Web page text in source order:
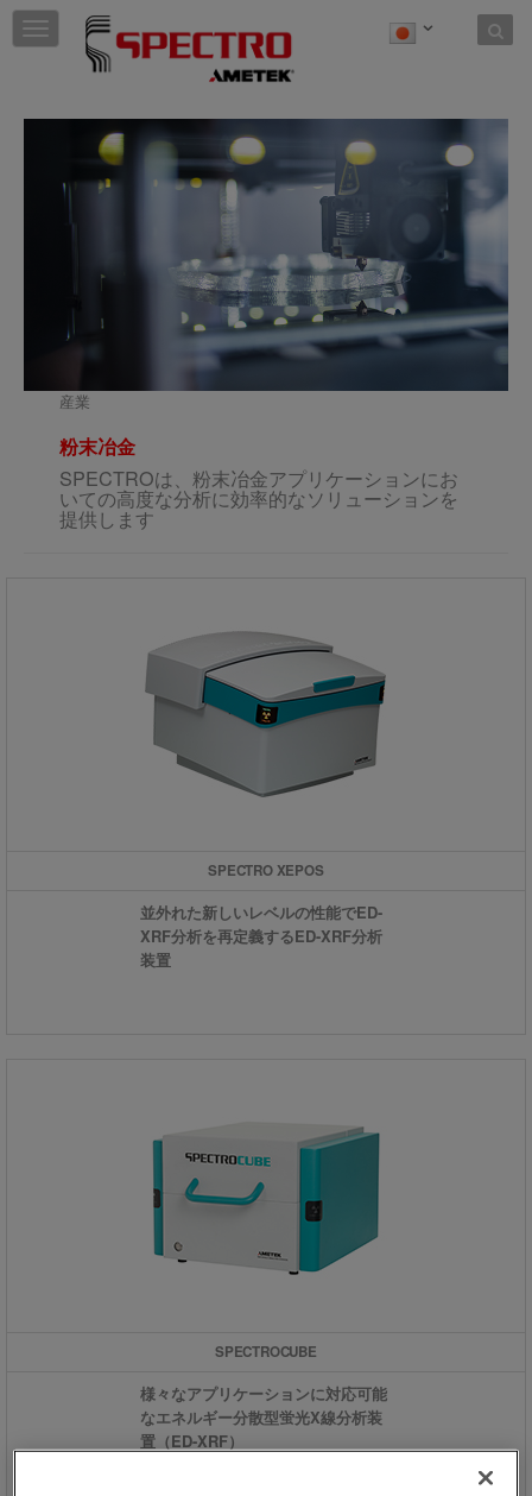
Skip to content
T
o
l
産業
粉末冶金
SPECTROは、粉末冶金アプリケーションにお
いての高度な分析に効率的なソリューションを
提供します
SPECTRO XEPOS
並外れた新しいレベルの性能でED-
XRF分析を再定義するED-XRF分析
装置
SPECTROCUBE
様々なアプリケーションに対応可能
なエネルギー分散型蛍光X線分析装
置（ED-XRF）